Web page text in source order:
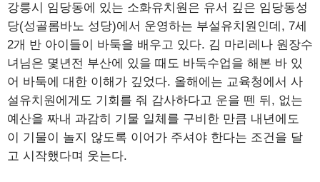
강릉시 임당동에 있는 소화유치원은 유서 깊은 임당동성
당(성골롬바노 성당)에서 운영하는 부설유치원인데, 7세
2개 반 아이들이 바둑을 배우고 있다. 김 마리레나 원장수
녀님은 몇년전 부산에 있을 때도 바둑수업을 해본 바 있
어 바둑에 대한 이해가 깊었다. 올해에는 교육청에서 사
설유치원에게도 기회를 줘 감사하다고 운을 뗀 뒤, 없는
예산을 짜내 과감히 기물 일체를 구비한 만큼 내년에도
이 기물이 놀지 않도록 이어가 주셔야 한다는 조건을 달
고 시작했다며 웃는다.